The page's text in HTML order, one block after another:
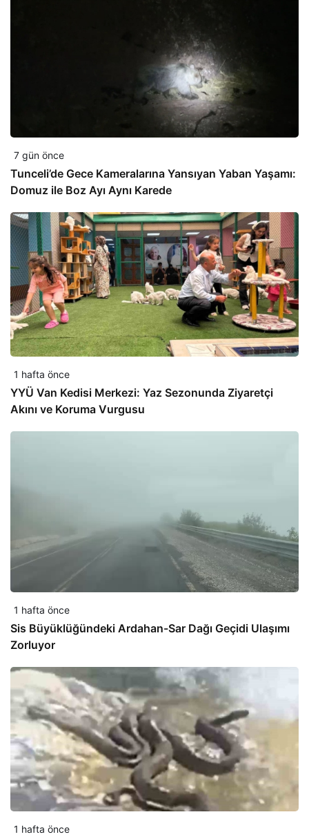
7 gün önce
Tunceli’de Gece Kameralarına Yansıyan Yaban Yaşamı:
Domuz ile Boz Ayı Aynı Karede
1 hafta önce
YYÜ Van Kedisi Merkezi: Yaz Sezonunda Ziyaretçi
Akını ve Koruma Vurgusu
1 hafta önce
Sis Büyüklüğündeki Ardahan-Sar Dağı Geçidi Ulaşımı
Zorluyor
1 hafta önce